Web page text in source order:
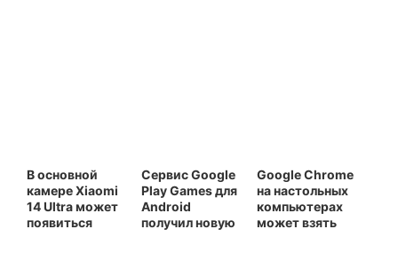
В основной
камере Xiaomi
14 Ultra может
появиться
Сервис Google
Play Games для
Android
получил новую
Google Chrome
на настольных
компьютерах
может взять